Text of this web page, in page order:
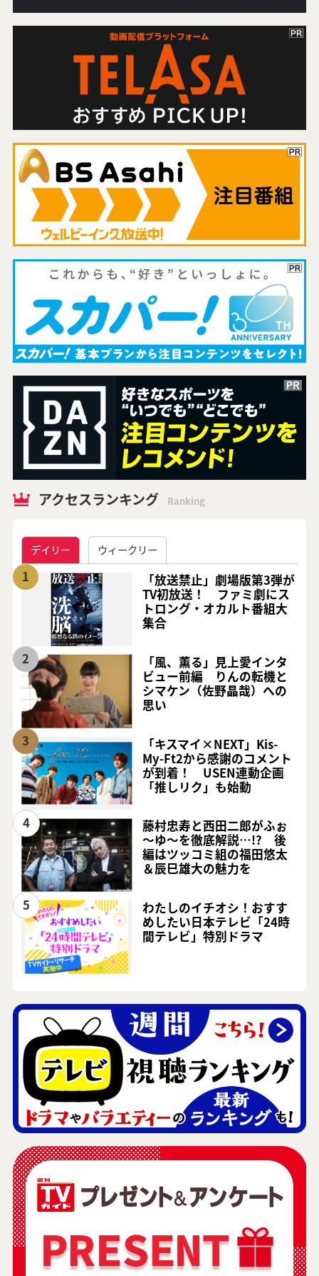
アクセスランキング Ranking
デイリー ウィークリー
1
「放送禁止」劇場版第3弾が
TV初放送！ ファミ劇にス
トロング・オカルト番組大
集合
2
「風、薫る」見上愛インタ
ビュー前編 りんの転機と
シマケン（佐野晶哉）への
思い
3
「キスマイ×NEXT」Kis-
My-Ft2から感謝のコメント
が到着！ USEN連動企画
「推しリク」も始動
4
藤村忠寿と西田二郎がふぉ
～ゆ～を徹底解説…!? 後
編はツッコミ組の福田悠太
＆辰巳雄大の魅力を
5
わたしのイチオシ！おすす
めしたい日本テレビ「24時
間テレビ」特別ドラマ